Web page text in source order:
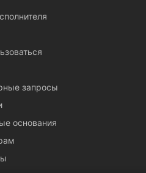
запросы
основания